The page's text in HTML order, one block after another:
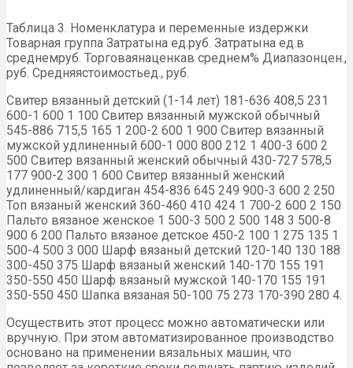
Таблица 3. Номенклатура и переменные издержки
Товарная группа Затратына ед.руб. Затратына ед.в
среднемруб. Торговаянаценкав среднем% Диапазонцен.,
руб. Средняястоимостьед., руб.
Свитер вязанный детский (1-14 лет) 181-636 408,5 231
600-1 600 1 100 Свитер вязанный мужской обычный
545-886 715,5 165 1 200-2 600 1 900 Свитер вязанный
мужской удлиненный 600-1 000 800 212 1 400-3 600 2
500 Свитер вязанный женский обычный 430-727 578,5
177 900-2 300 1 600 Свитер вязанный женский
удлиненный/кардиган 454-836 645 249 900-3 600 2 250
Топ вязаный женский 360-460 410 424 1 700-2 600 2 150
Пальто вязаное женское 1 500-3 500 2 500 148 3 500-8
900 6 200 Пальто вязаное детское 450-2 100 1 275 135 1
500-4 500 3 000 Шарф вязаный детский 120-140 130 188
300-450 375 Шарф вязаный женский 140-170 155 191
350-550 450 Шарф вязаный мужской 140-170 155 191
350-550 450 Шапка вязаная 50-100 75 273 170-390 280 4.
Осуществить этот процесс можно автоматически или
вручную. При этом автоматизированное производство
основано на применении вязальных машин, что